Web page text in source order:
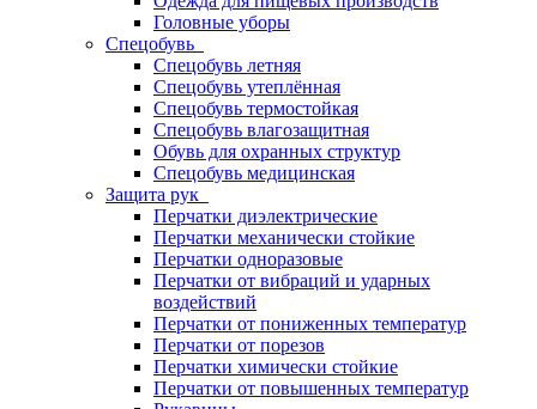
Головные уборы
Спецобувь
Спецобувь летняя
Спецобувь утеплённая
Спецобувь термостойкая
Спецобувь влагозащитная
Обувь для охранных структур
Спецобувь медицинская
Защита рук
Перчатки диэлектрические
Перчатки механически стойкие
Перчатки одноразовые
Перчатки от вибраций и ударных
воздействий
Перчатки от пониженных температур
Перчатки от порезов
Перчатки химически стойкие
Перчатки от повышенных температур